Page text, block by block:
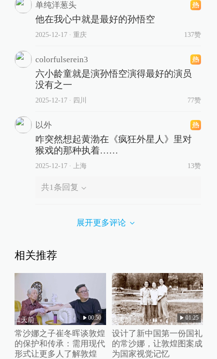
单纯洋葱头
他在我心中就是最好的孙悟空
2025-12-17∙ 重庆 137赞
colorfulserein3
六小龄童就是演孙悟空演得最好的演员
没有之一
2025-12-17∙ 四川 77赞
以外
咋突然想起黄渤在《疯狂外星人》里对
猴戏的那种执着……
2025-12-17∙ 上海 13赞
共1条回复
展开更多评论
相关推荐
1天前 00:50
常沙娜之子崔冬晖谈敦煌
的保护和传承：需用现代
形式让更多人了解敦煌
1天前 01:25
设计了新中国第一份国礼
的常沙娜，让敦煌图案成
为国家视觉记忆